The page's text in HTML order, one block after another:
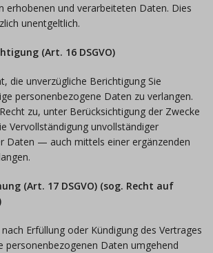
erhobenen und verarbeiteten Daten. Dies
unentgeltlich.
(Art. 16 DSGVO)
die unverzügliche Berichtigung Sie
personenbezogene Daten zu verlangen.
zu, unter Berücksichtigung der Zwecke
Vervollständigung unvollständiger
Daten — auch mittels einer ergänzenden
(Art. 17 DSGVO) (sog. Recht auf
Erfüllung oder Kündigung des Vertrages
personenbezogenen Daten umgehend